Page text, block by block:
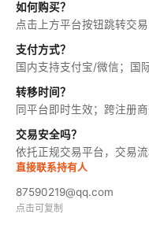
如何购买？
点击上方平台按钮跳转交
支付方式？
国内支持支付宝/微信；国
转移时间？
同平台即时生效；跨注册
交易安全吗？
依托正规交易平台，交易流
直接联系持有人
87590219@qq.com
点击可复制